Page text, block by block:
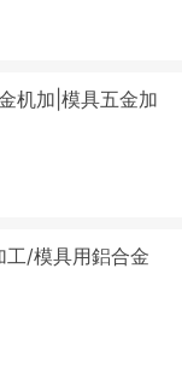
机加|模具五金加
/模具用鋁合金